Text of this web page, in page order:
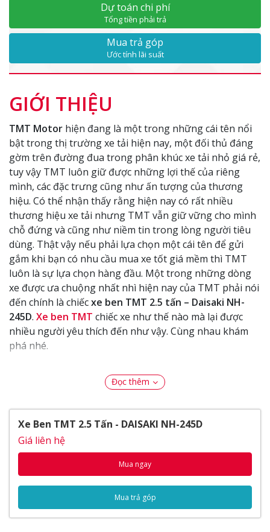
Dự toán chi phí
Tổng tiền phải trả
Mua trả góp
Ước tính lãi suất
GIỚI THIỆU
TMT Motor hiện đang là một trong những cái tên nổi
bật trong thị trường xe tải hiện nay, một đối thủ đáng
gờm trên đường đua trong phân khúc xe tải nhỏ giá rẻ,
tuy vậy TMT luôn giữ được những lợi thế của riêng
mình, các đặc trưng cũng như ấn tượng của thương
hiệu. Có thể nhận thấy rằng hiện nay có rất nhiều
thương hiệu xe tải nhưng TMT vẫn giữ vững cho mình
chỗ đứng và cũng như niềm tin trong lòng người tiêu
dùng. Thật vậy nếu phải lựa chọn một cái tên để gửi
gắm khi bạn có nhu cầu mua xe tốt giá mềm thì TMT
luôn là sự lựa chọn hàng đầu. Một trong những dòng
xe được ưa chuộng nhất nhì hiện nay của TMT phải nói
đến chính là chiếcxe ben TMT 2.5 tấn – Daisaki NH-
245D. Xe ben TMT chiếc xe như thế nào mà lại được
nhiều người yêu thích đến như vậy. Cùng nhau khám
phá nhé.
công nghệ hiện đại
- Thiết kế ngoại thất đẹp mắt, mạnh mẽ với từng
đường nét được trau chuốt tỉ mỉ
- Nội thất cực kì tinh tế và sang trọng
- Thùng xe được đóng theo tiêu chuẩn chất lượng cao
Đọc thêm
Xe Ben TMT 2.5 Tấn - DAISAKI NH-245D
Giá liên hệ
Mua ngay
Mua trả góp